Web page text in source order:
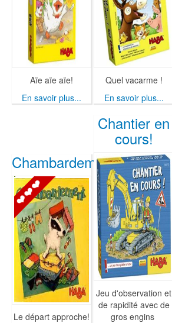
Aïe aïe aïe!
En savoir plus...
Quel vacarme !
En savoir plus...
Chambardement
Le départ approche!
Chantier en
cours!
Jeu d'observation et
de rapidité avec de
gros engins